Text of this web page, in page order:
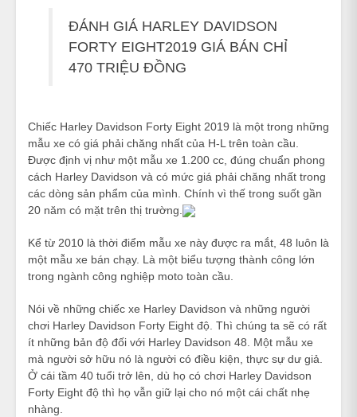
ĐÁNH GIÁ HARLEY DAVIDSON
FORTY EIGHT2019 GIÁ BÁN CHỈ
470 TRIỆU ĐỒNG
Chiếc Harley Davidson Forty Eight 2019 là một trong những
mẫu xe có giá phải chăng nhất của H-L trên toàn cầu.
Được định vị như một mẫu xe 1.200 cc, đúng chuẩn phong
cách Harley Davidson và có mức giá phải chăng nhất trong
các dòng sản phẩm của mình. Chính vì thế trong suốt gần
20 năm có mặt trên thị trường.
Kể từ 2010 là thời điểm mẫu xe này được ra mắt, 48 luôn là
một mẫu xe bán chạy. Là một biểu tượng thành công lớn
trong ngành công nghiệp moto toàn cầu.
Nói về những chiếc xe Harley Davidson và những người
chơi Harley Davidson Forty Eight độ. Thì chúng ta sẽ có rất
ít những bản độ đối với Harley Davidson 48. Một mẫu xe
mà người sở hữu nó là người có điều kiện, thực sự dư giả.
Ở cái tầm 40 tuổi trở lên, dù họ có chơi Harley Davidson
Forty Eight độ thì họ vẫn giữ lại cho nó một cái chất nhẹ
nhàng.